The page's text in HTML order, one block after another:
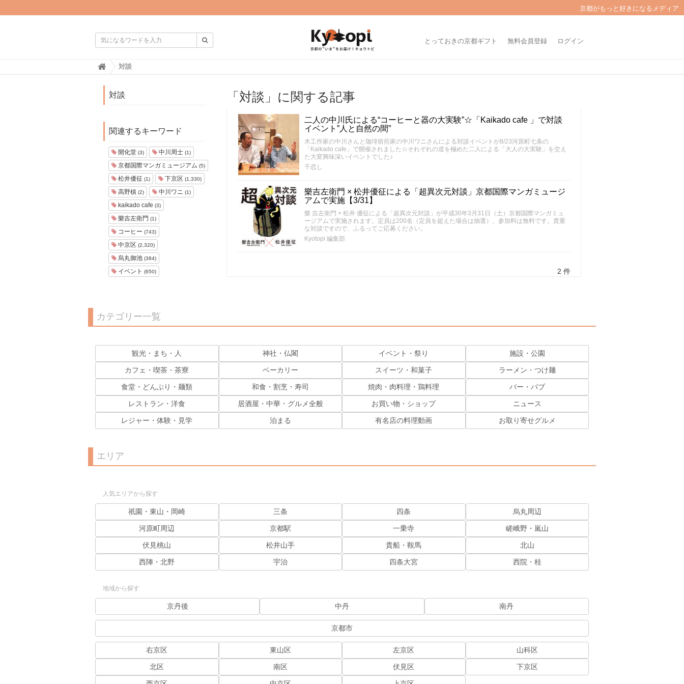
京都がもっと好きになるメディア
とっておきの京都ギフト 無料会員登録 ログイン
H
対談
対談
関連するキーワード
開化堂 (3) 中川周士 (1)
京都国際マンガミュージアム (5)
松井優征 (1) 下京区 (1,330)
高野槙 (2) 中川ワニ (1)
kaikado cafe (3)
樂吉左衛門 (1)
コーヒー (743)
中京区 (2,320)
烏丸御池 (384)
イベント (650)
「対談」に関する記事
二人の中川氏による“コーヒーと器の大実験”☆「Kaikado cafe 」で対談
イベント”人と自然の間”
木工作家の中川さんと珈琲焙煎家の中川ワニさんによる対談イベントが8/23河原町七条の
「Kaikado cafe」で開催されました☆それぞれの道を極めた二人による「大人の大実験」を交え
た大変興味深いイベントでした♪
千恋し
樂吉左衛門 × 松井優征による「超異次元対談」京都国際マンガミュージ
アムで実施【3/31】
樂 吉左衛門 × 松井 優征による「超異次元対談」が平成30年3月31日（土）京都国際マンガミュ
ージアムで実施されます。定員は200名（定員を超えた場合は抽選）、参加料は無料です。貴重
な対談ですので、ふるってご応募ください。
Kyotopi 編集部
2 件
カテゴリー一覧
観光・まち・人 神社・仏閣 イベント・祭り 施設・公園
カフェ・喫茶・茶寮 ベーカリー スイーツ・和菓子 ラーメン・つけ麺
食堂・どんぶり・麺類 和食・割烹・寿司 焼肉・肉料理・鶏料理 バー・パブ
レストラン・洋食 居酒屋・中華・グルメ全般 お買い物・ショップ ニュース
レジャー・体験・見学 泊まる 有名店の料理動画 お取り寄せグルメ
エリア
人気エリアから探す
祇園・東山・岡崎 三条 四条 烏丸周辺
河原町周辺 京都駅 一乗寺 嵯峨野・嵐山
伏見桃山 松井山手 貴船・鞍馬 北山
西陣・北野 宇治 四条大宮 西院・桂
地域から探す
京丹後 中丹 南丹
京都市
右京区 東山区 左京区 山科区
北区 南区 伏見区 下京区